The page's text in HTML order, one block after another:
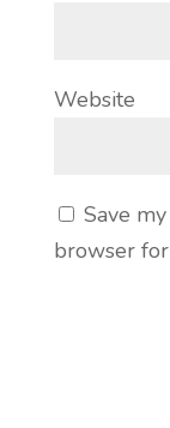
Website
Save
browser